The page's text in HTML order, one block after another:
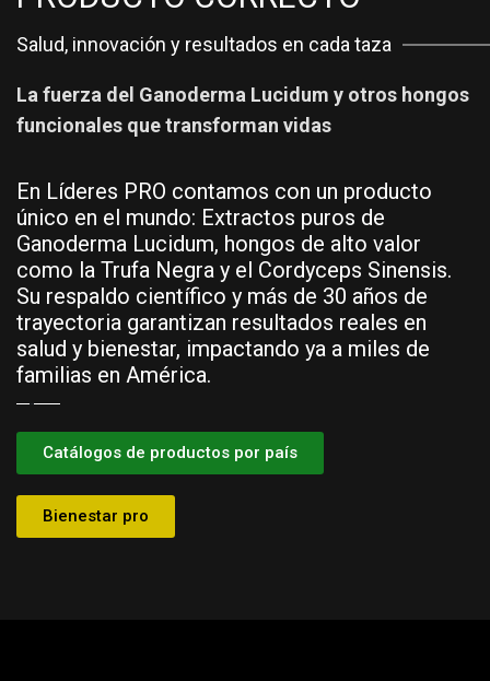
Salud, innovación y resultados en cada taza
La fuerza del Ganoderma Lucidum y otros hongos
funcionales que transforman vidas
En Líderes PRO contamos con un producto
único en el mundo: Extractos puros de
Ganoderma Lucidum, hongos de alto valor
como la Trufa Negra y el Cordyceps Sinensis.
Su respaldo científico y más de 30 años de
trayectoria garantizan resultados reales en
salud y bienestar, impactando ya a miles de
familias en América.
Catálogos de productos por país
Bienestar pro